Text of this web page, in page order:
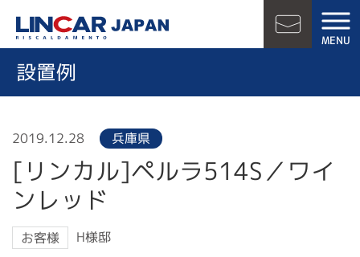
MENU
設置例
2019.12.28 兵庫県
[リンカル]ペルラ514S／ワイ
ンレッド
お客様
H様邸